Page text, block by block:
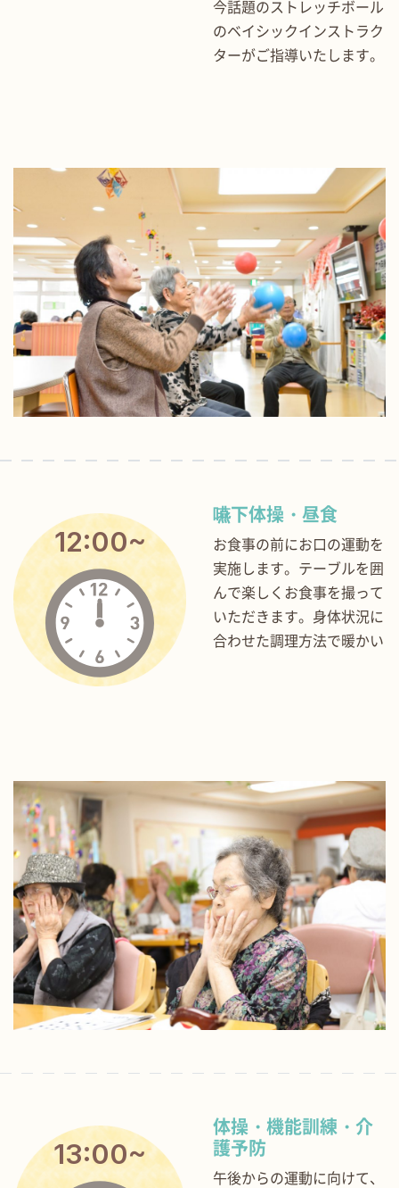
今話題のストレッチボール
のベイシックインストラク
ターがご指導いたします。
12:00~
嚥下体操・昼食
お食事の前にお口の運動を
実施します。テーブルを囲
んで楽しくお食事を撮って
いただきます。身体状況に
合わせた調理方法で暖かい
13:00~
体操・機能訓練・介
護予防
午後からの運動に向けて、